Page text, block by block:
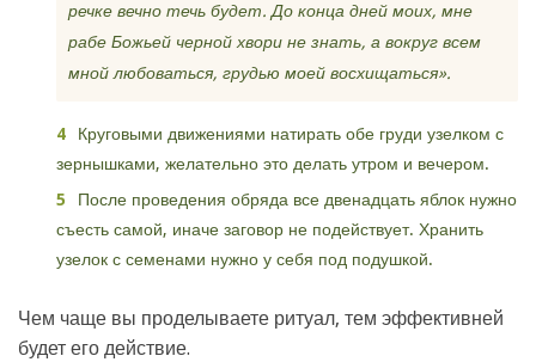
речке вечно течь будет. До конца дней моих, мне
рабе Божьей черной хвори не знать, а вокруг всем
мной любоваться, грудью моей восхищаться».
Круговыми движениями натирать обе груди узелком с
зернышками, желательно это делать утром и вечером.
После проведения обряда все двенадцать яблок нужно
съесть самой, иначе заговор не подействует. Хранить
узелок с семенами нужно у себя под подушкой.
Чем чаще вы проделываете ритуал, тем эффективней
будет его действие.